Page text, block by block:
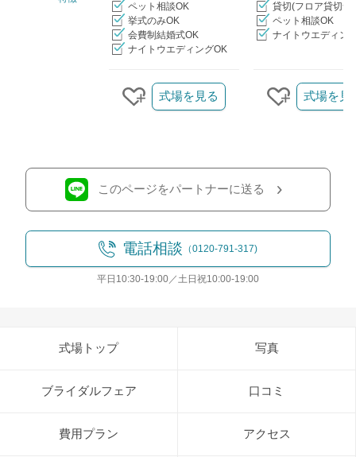
ペット相談OK
挙式のみOK
会費制結婚式OK
ナイトウエディングOK
貸切(フロア貸切含
ペット相談OK
ナイトウエディン
クリップする
式場を見る
クリップす
式場を見
このページをパートナーに送る
電話相談 （0120-791-317)
平日10:30-19:00／土日祝10:00-19:00
式場トップ 写真
ブライダルフェア 口コミ
費用プラン アクセス